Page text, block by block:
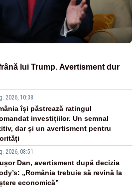
lui Trump. Avertisment dur
2026, 10:38
își păstrează ratingul
investițiilor. Un semnal
dar și un avertisment pentru
2026, 08:51
Dan, avertisment după decizia
„România trebuie să revină la
economică”